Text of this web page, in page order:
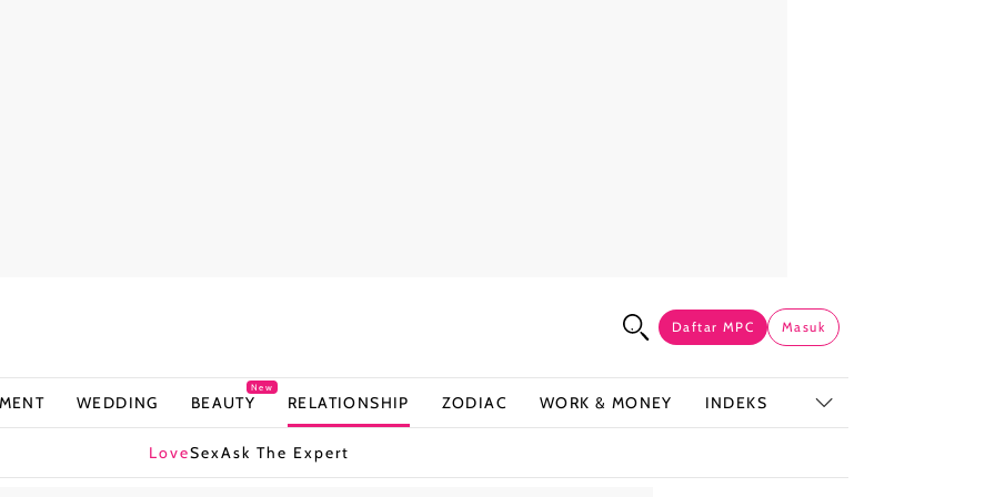
Daftar MPC Masuk
WEDDING BEAUTY
New
RELATIONSHIP ZODIAC WORK & MONEY INDEKS
LoveSexAsk The Expert